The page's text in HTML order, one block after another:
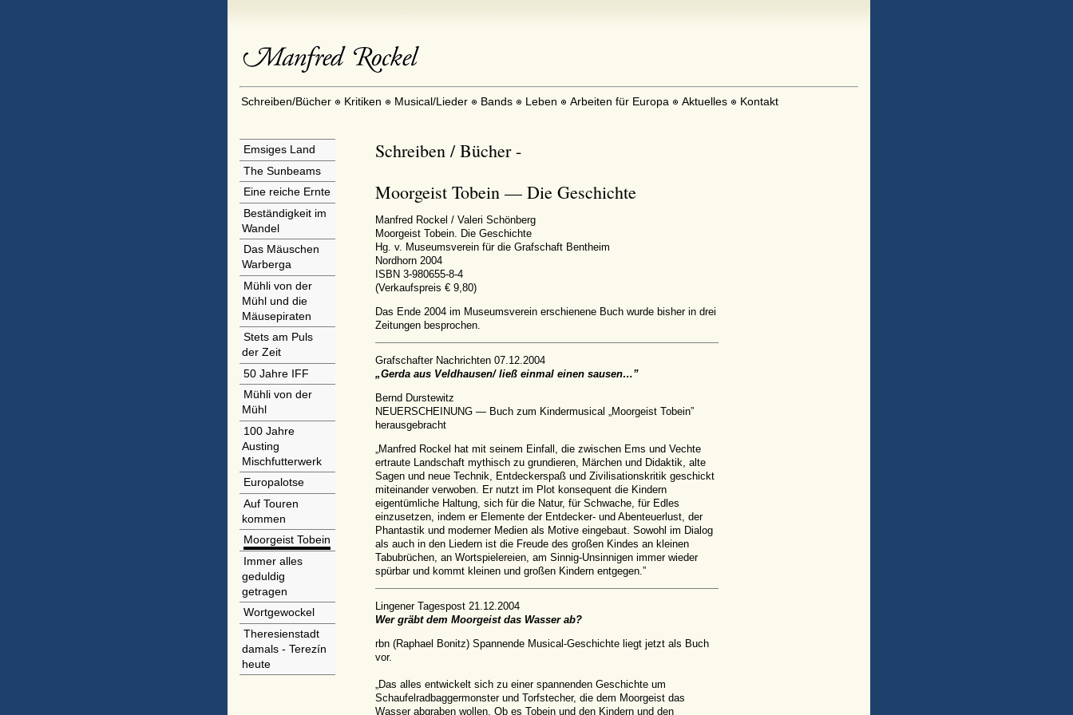
Schreiben/Bücher Kritiken Musical/Lieder Bands Leben Arbeiten für Europa Aktuelles Kontakt
Emsiges Land
The Sunbeams
Eine reiche Ernte
Beständigkeit im
Wandel
Das Mäuschen
Warberga
Mühli von der
Mühl und die
Mäusepiraten
Stets am Puls
der Zeit
50 Jahre IFF
Mühli von der
Mühl
100 Jahre
Austing
Mischfutterwerk
Europalotse
Auf Touren
kommen
Moorgeist Tobein
Immer alles
geduldig
getragen
Wortgewockel
Theresienstadt
damals - Terezín
heute
Schreiben / Bücher -
Moorgeist Tobein — Die Geschichte
Manfred Rockel / Valeri Schönberg
Moorgeist Tobein. Die Geschichte
Hg. v. Museumsverein für die Grafschaft Bentheim
Nordhorn 2004
ISBN 3-980655-8-4
(Verkaufspreis € 9,80)
Das Ende 2004 im Museumsverein erschienene Buch wurde bisher in drei
Zeitungen besprochen.
Grafschafter Nachrichten 07.12.2004
„Gerda aus Veldhausen/ ließ einmal einen sausen…”
Bernd Durstewitz
NEUERSCHEINUNG — Buch zum Kindermusical „Moorgeist Tobein”
herausgebracht
„Manfred Rockel hat mit seinem Einfall, die zwischen Ems und Vechte
ertraute Landschaft mythisch zu grundieren, Märchen und Didaktik, alte
Sagen und neue Technik, Entdeckerspaß und Zivilisationskritik geschickt
miteinander verwoben. Er nutzt im Plot konsequent die Kindern
eigentümliche Haltung, sich für die Natur, für Schwache, für Edles
einzusetzen, indem er Elemente der Entdecker- und Abenteuerlust, der
Phantastik und moderner Medien als Motive eingebaut. Sowohl im Dialog
als auch in den Liedern ist die Freude des großen Kindes an kleinen
Tabubrüchen, an Wortspielereien, am Sinnig-Unsinnigen immer wieder
spürbar und kommt kleinen und großen Kindern entgegen.”
Lingener Tagespost 21.12.2004
Wer gräbt dem Moorgeist das Wasser ab?
rbn (Raphael Bonitz) Spannende Musical-Geschichte liegt jetzt als Buch
vor.
„Das alles entwickelt sich zu einer spannenden Geschichte um
Schaufelradbaggermonster und Torfstecher, die dem Moorgeist das
Wasser abgraben wollen. Ob es Tobein und den Kindern und den